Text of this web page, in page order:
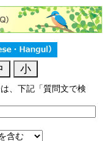
、下記「質問文で検